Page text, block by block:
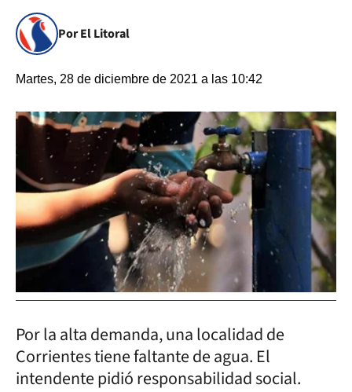
Por El Litoral
Martes, 28 de diciembre de 2021 a las 10:42
Por la alta demanda, una localidad de
Corrientes tiene faltante de agua. El
intendente pidió responsabilidad social.